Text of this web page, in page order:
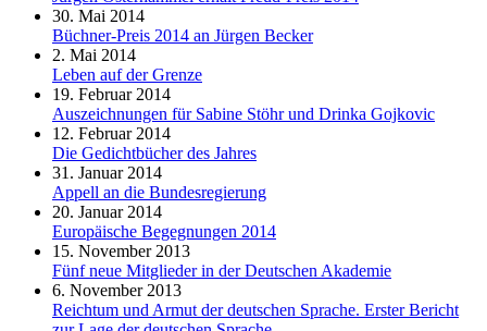
30. Mai 2014
Büchner-Preis 2014 an Jürgen Becker
2. Mai 2014
Leben auf der Grenze
19. Februar 2014
Auszeichnungen für Sabine Stöhr und Drinka Gojkovic
12. Februar 2014
Die Gedichtbücher des Jahres
31. Januar 2014
Appell an die Bundesregierung
20. Januar 2014
Europäische Begegnungen 2014
15. November 2013
Fünf neue Mitglieder in der Deutschen Akademie
6. November 2013
Reichtum und Armut der deutschen Sprache. Erster Bericht